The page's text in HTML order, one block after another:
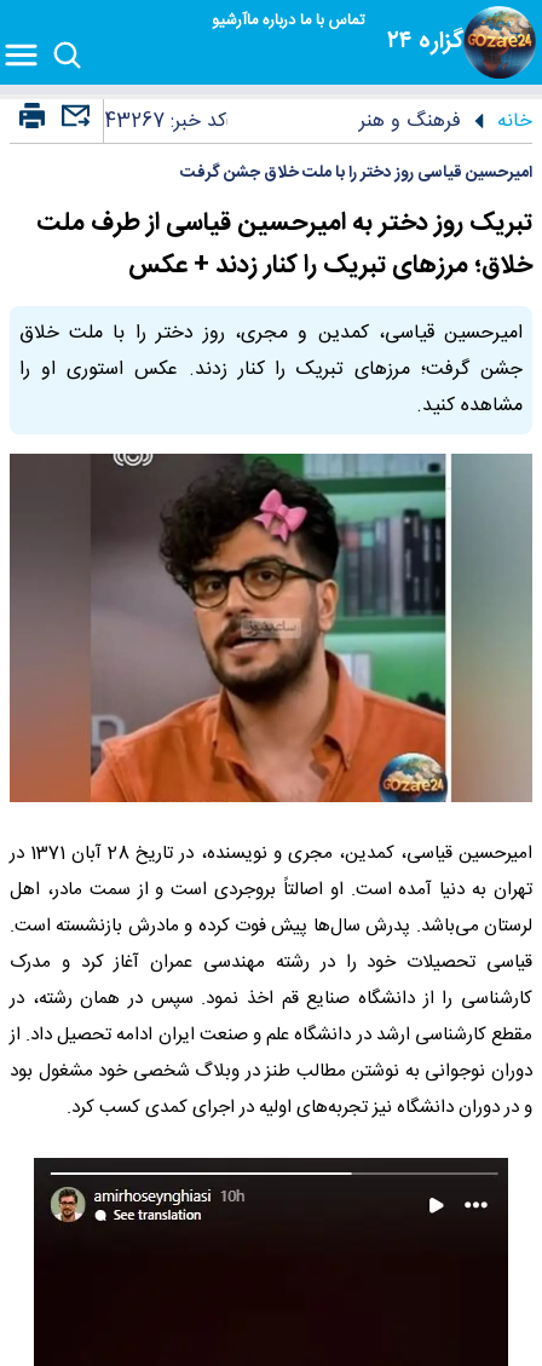
گزاره ۲۴
تماس با مادرباره ماآرشیو
خانه فرهنگ و هنر کد خبر:43267
امیرحسین قیاسی روز دختر را با ملت خلاق جشن گرفت
تبریک روز دختر به امیرحسین قیاسی از طرف ملت
خلاق؛ مرزهای تبریک را کنار زدند + عکس
امیرحسین قیاسی، کمدین و مجری، روز دختر را با ملت خلاق
جشن گرفت؛ مرزهای تبریک را کنار زدند. عکس استوری او را
مشاهده کنید.
امیرحسین قیاسی، کمدین، مجری و نویسنده، در تاریخ 28 آبان 1371 در
تهران به دنیا آمده است. او اصالتاً بروجردی است و از سمت مادر، اهل
لرستان می‌باشد. پدرش سال‌ها پیش فوت کرده و مادرش بازنشسته است.
قیاسی تحصیلات خود را در رشته مهندسی عمران آغاز کرد و مدرک
کارشناسی را از دانشگاه صنایع قم اخذ نمود. سپس در همان رشته، در
مقطع کارشناسی ارشد در دانشگاه علم و صنعت ایران ادامه تحصیل داد. از
دوران نوجوانی به نوشتن مطالب طنز در وبلاگ شخصی خود مشغول بود
و در دوران دانشگاه نیز تجربه‌های اولیه در اجرای کمدی کسب کرد.